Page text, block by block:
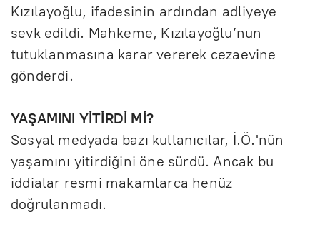
Kızılayoğlu, ifadesinin ardından adliyeye
sevk edildi. Mahkeme, Kızılayoğlu’nun
tutuklanmasına karar vererek cezaevine
gönderdi.
YAŞAMINI YİTİRDİ Mİ?
Sosyal medyada bazı kullanıcılar, İ.Ö.'nün
yaşamını yitirdiğini öne sürdü. Ancak bu
iddialar resmi makamlarca henüz
doğrulanmadı.